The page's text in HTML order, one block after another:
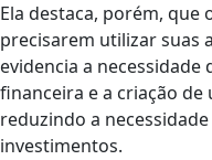
Ela destaca, porém,
precisarem utilizar suas
evidencia a
financeira e a criação de
reduzindo a
investimentos.